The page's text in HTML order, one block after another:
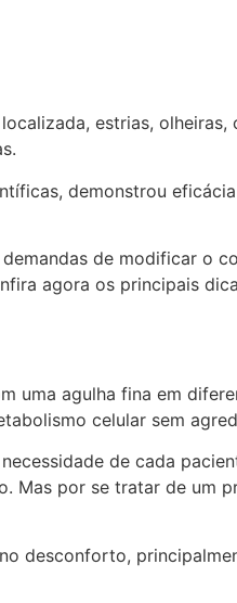
estrias,
demonstrou
de modificar o
agora os principais
uma agulha fina em
celular sem
de cada
Mas por se tratar de um
desconforto,